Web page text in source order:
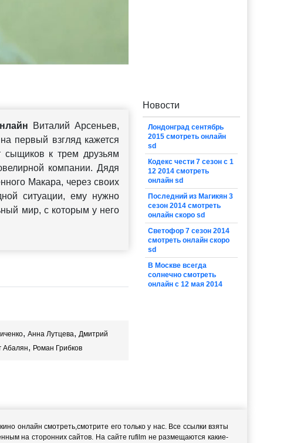
Виталий Арсеньев,
первый взгляд кажется
сыщиков к трем друзьям
компании. Дядя
Макара, через своих
ситуации, ему нужно
мир, с которым у него
, Анна Лутцева, Дмитрий
Абалян, Роман Грибков
Новости
Лондонград сентябрь
2015 смотреть онлайн
sd
Кодекс чести 7 сезон с 1
12 2014 смотреть
онлайн sd
Последний из Магикян 3
сезон 2014 смотреть
онлайн скоро sd
Светофор 7 сезон 2014
смотреть онлайн скоро
sd
В Москве всегда
солнечно смотреть
онлайн с 12 мая 2014
онлайн смотреть,cмотрите его только у нас. Все ссылки взяты
на сторонних сайтов. На сайте rufilm не размещаются какие-